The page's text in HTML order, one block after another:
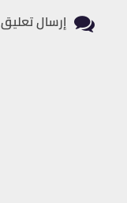
إرسال تعليق